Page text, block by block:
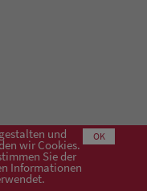
und
wir Cookies.
Sie der
Informationen
OK
Datenschutzerklärung